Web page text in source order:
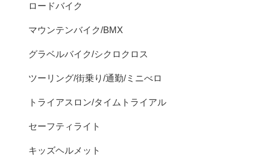
ロードバイク
マウンテンバイク/BMX
グラベルバイク/シクロクロス
ツーリング/街乗り/通勤/ミニべロ
トライアスロン/タイムトライアル
セーフティライト
キッズヘルメット